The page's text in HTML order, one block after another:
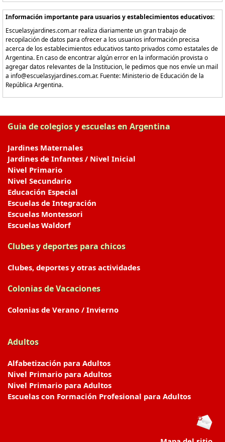
Información importante para usuarios y establecimientos educativos:
Escuelasyjardines.com.ar realiza diariamente un gran trabajo de
recopilación de datos para ofrecer a los usuarios información precisa
acerca de los establecimientos educativos tanto privados como estatales de
Argentina. En caso de encontrar algún error en la información provista o
agregar datos relevantes de la Institucion, le pedimos que nos envíe un mail
a info@escuelasyjardines.com.ar. Fuente: Ministerio de Educación de la
República Argentina.
Guia de colegios y escuelas en Argentina
Jardines Maternales
Jardines de Infantes / Nivel Inicial
Nivel Primario
Nivel Secundario
Educación Especial
Escuelas de Integración
Escuelas Montessori
Escuelas Waldorf
Clubes y deportes para chicos
Clubes, deportes y otras actividades
Colonias de Vacaciones
Colonias de Verano / Invierno
Adultos
Alfabetización para Adultos
Nivel Primario para Adultos
Nivel Primario para Adultos
Escuelas con Formación Profesional para Adultos